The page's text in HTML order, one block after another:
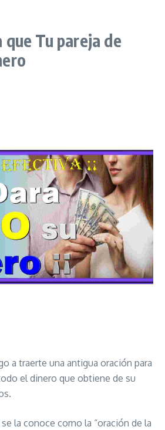
que Tu pareja de
a traerte una antigua oración para
el dinero que obtiene de su
la conoce como la “oración de la